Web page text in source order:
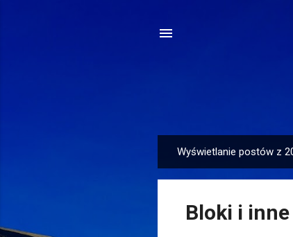
o
Wyświetlanie postów z
Bloki i